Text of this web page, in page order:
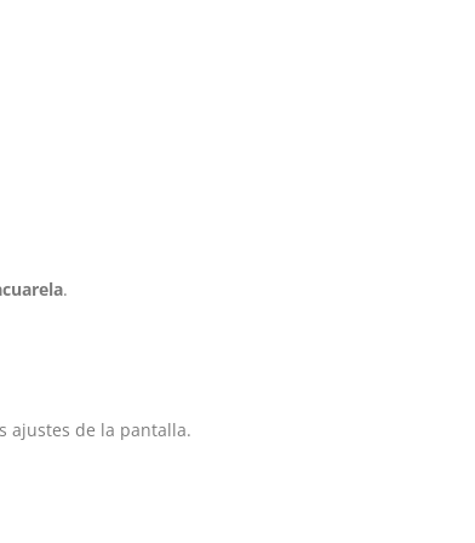
.
ajustes de la pantalla.